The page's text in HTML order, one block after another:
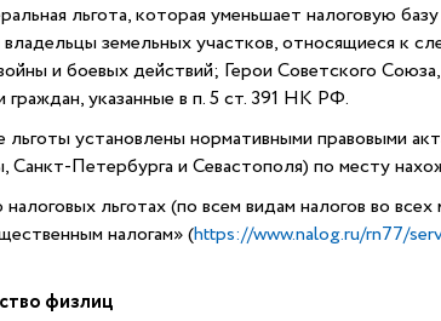
льгота, которая уменьшает налоговую
владельцы земельных участков, относящиеся к
и боевых действий; Герои Советского
граждан, указанные в п. 5 ст. 391 НК РФ.
установлены нормативными правовыми
Санкт-Петербурга и Севастополя) по месту
льготах (по всем видам налогов во
налогам» (https://www.nalog.ru/rn77/
физлиц